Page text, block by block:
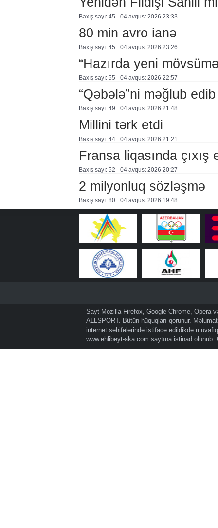
Baxış sayı: 45 04 avqust 2026 23:33
80 min avro ianə
Baxış sayı: 45 04 avqust 2026 23:26
“Hazırda yeni
Baxış sayı: 55 04 avqust 2026 22:57
“Qəbələ”ni məğlub edib
Baxış sayı: 49 04 avqust 2026 21:48
Millini tərk etdi
Baxış sayı: 44 04 avqust 2026 21:21
Fransa liqasında çıxış
Baxış sayı: 52 04 avqust 2026 20:27
2 milyonluq sözləşmə
Baxış sayı: 80 04 avqust 2026 19:48
Sayt Mozilla Firefox, Google Chrome, Opera
ALLSPORT. Bütün hüquqları qorunur.
internet səhifələrində istifadə edildikdə
www.ehlibeyt-aka.com saytına istinad olunub.